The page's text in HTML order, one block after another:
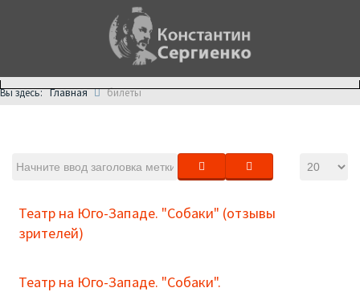
Вы здесь:Главная билеты
Театр на Юго-Западе. "Собаки" (отзывы
зрителей)
Театр на Юго-Западе. "Собаки".